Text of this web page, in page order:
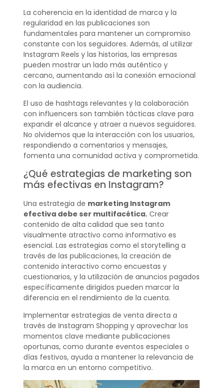
La coherencia en la identidad de marca y la
regularidad en las publicaciones son
fundamentales para mantener un compromiso
constante con los seguidores. Además, al utilizar
Instagram Reels y las historias, las empresas
pueden mostrar un lado más auténtico y
cercano, aumentando así la conexión emocional
con la audiencia.
El uso de hashtags relevantes y la colaboración
con influencers son también tácticas clave para
expandir el alcance y atraer a nuevos seguidores.
No olvidemos que la interacción con los usuarios,
respondiendo a comentarios y mensajes,
fomenta una comunidad activa y comprometida.
¿Qué estrategias de marketing son
más efectivas en Instagram?
Una estrategia de marketing Instagram
efectiva debe ser multifacética.Crear
contenido de alta calidad que sea tanto
visualmente atractivo como informativo es
esencial. Las estrategias como el storytelling a
través de las publicaciones, la creación de
contenido interactivo como encuestas y
cuestionarios, y la utilización de anuncios pagados
específicamente dirigidos pueden marcar la
diferencia en el rendimiento de la cuenta.
Implementar estrategias de venta directa a
través de Instagram Shopping y aprovechar los
momentos clave mediante publicaciones
oportunas, como durante eventos especiales o
días festivos, ayuda a mantener la relevancia de
la marca en un entorno competitivo.